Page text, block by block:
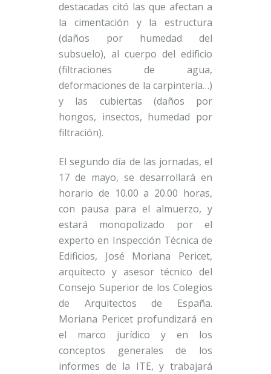
destacadas citó las que afectan a
la cimentación y la estructura
(daños por humedad del
subsuelo), al cuerpo del edificio
(filtraciones de agua,
deformaciones de la carpintería…)
y las cubiertas (daños por
hongos, insectos, humedad por
filtración).
El segundo día de las jornadas, el
17 de mayo, se desarrollará en
horario de 10.00 a 20.00 horas,
con pausa para el almuerzo, y
estará monopolizado por el
experto en Inspección Técnica de
Edificios, José Moriana Pericet,
arquitecto y asesor técnico del
Consejo Superior de los Colegios
de Arquitectos de España.
Moriana Pericet profundizará en
el marco jurídico y en los
conceptos generales de los
informes de la ITE, y trabajará